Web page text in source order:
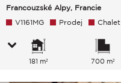
Francouzské Alpy, Francie
V1161MG
Prodej Chalet
181 m² 700 m²